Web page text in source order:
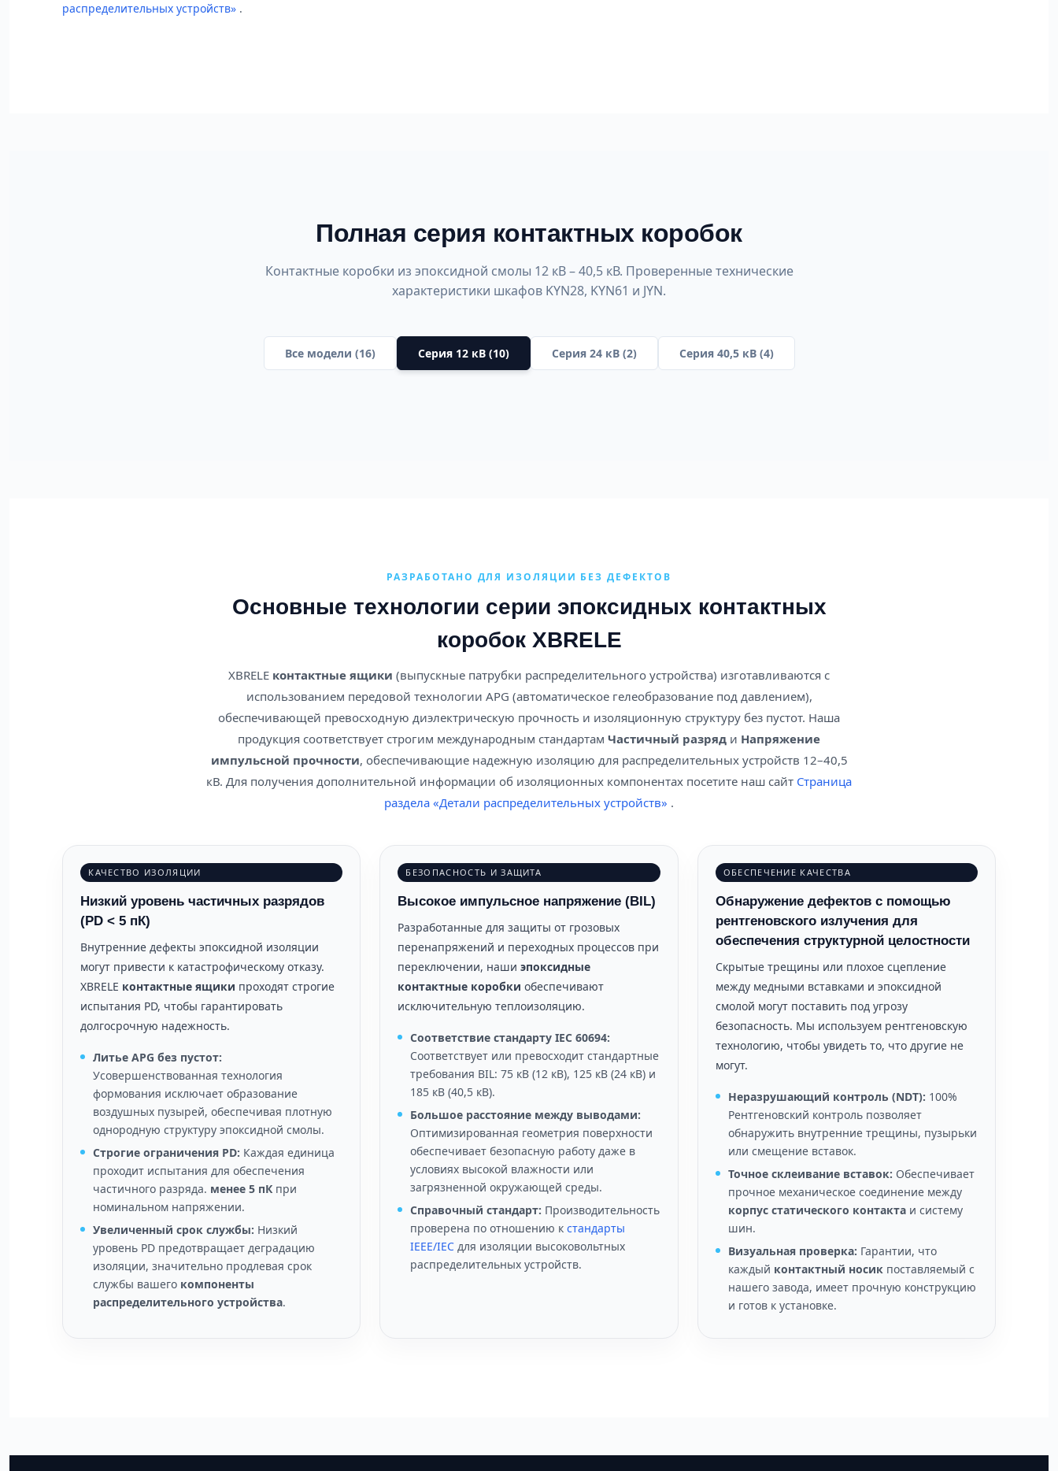
распределительных устройств» .
Полная серия контактных коробок
Контактные коробки из эпоксидной смолы 12 кВ – 40,5 кВ. Проверенные технические
характеристики шкафов KYN28, KYN61 и JYN.
Все модели (16) Серия 12 кВ (10) Серия 24 кВ (2) Серия 40,5 кВ (4)
РАЗРАБОТАНО ДЛЯ ИЗОЛЯЦИИ БЕЗ ДЕФЕКТОВ
Основные технологии серии эпоксидных контактных
коробок XBRELE
XBRELE контактные ящики (выпускные патрубки распределительного устройства) изготавливаются с
использованием передовой технологии APG (автоматическое гелеобразование под давлением),
обеспечивающей превосходную диэлектрическую прочность и изоляционную структуру без пустот. Наша
продукция соответствует строгим международным стандартам Частичный разряд и Напряжение
импульсной прочности, обеспечивающие надежную изоляцию для распределительных устройств 12–40,5
кВ. Для получения дополнительной информации об изоляционных компонентах посетите наш сайт Страница
раздела «Детали распределительных устройств» .
КАЧЕСТВО ИЗОЛЯЦИИ
Низкий уровень частичных разрядов
(PD < 5 пК)
Внутренние дефекты эпоксидной изоляции
могут привести к катастрофическому отказу.
XBRELE контактные ящики проходят строгие
испытания PD, чтобы гарантировать
долгосрочную надежность.
Литье APG без пустот:
Усовершенствованная технология
формования исключает образование
воздушных пузырей, обеспечивая плотную
однородную структуру эпоксидной смолы.
Строгие ограничения PD: Каждая единица
проходит испытания для обеспечения
частичного разряда. менее 5 пК при
номинальном напряжении.
Увеличенный срок службы: Низкий
уровень PD предотвращает деградацию
изоляции, значительно продлевая срок
службы вашего компоненты
распределительного устройства.
БЕЗОПАСНОСТЬ И ЗАЩИТА
Высокое импульсное напряжение (BIL)
Разработанные для защиты от грозовых
перенапряжений и переходных процессов при
переключении, нашиэпоксидные
контактные коробки обеспечивают
исключительную теплоизоляцию.
Соответствие стандарту IEC 60694:
Соответствует или превосходит стандартные
требования BIL: 75 кВ (12 кВ), 125 кВ (24 кВ) и
185 кВ (40,5 кВ).
Большое расстояние между выводами:
Оптимизированная геометрия поверхности
обеспечивает безопасную работу даже в
условиях высокой влажности или
загрязненной окружающей среды.
Справочный стандарт: Производительность
проверена по отношению кстандарты
IEEE/IECдля изоляции высоковольтных
распределительных устройств.
ОБЕСПЕЧЕНИЕ КАЧЕСТВА
Обнаружение дефектов с помощью
рентгеновского излучения для
обеспечения структурной целостности
Скрытые трещины или плохое сцепление
между медными вставками и эпоксидной
смолой могут поставить под угрозу
безопасность. Мы используем рентгеновскую
технологию, чтобы увидеть то, что другие не
могут.
Неразрушающий контроль (NDT): 100%
Рентгеновский контроль позволяет
обнаружить внутренние трещины, пузырьки
или смещение вставок.
Точное склеивание вставок: Обеспечивает
прочное механическое соединение между
корпус статического контактаи систему
шин.
Визуальная проверка: Гарантии, что
каждый контактный носикпоставляемый с
нашего завода, имеет прочную конструкцию
и готов к установке.